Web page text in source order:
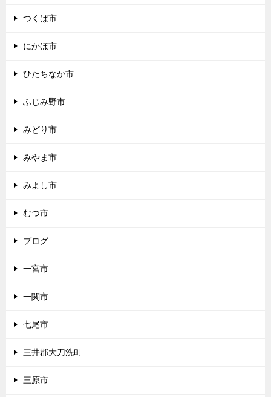
つくば市
にかほ市
ひたちなか市
ふじみ野市
みどり市
みやま市
みよし市
むつ市
ブログ
一宮市
一関市
七尾市
三井郡大刀洗町
三原市